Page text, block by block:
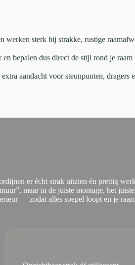
werken sterk bij strakke, rustige
bepalen dus direct de stijl rond je raam
aandacht voor steunpunten, dragers
er écht strak uitzien én prettig
maar in de juiste montage, het
— zodat alles soepel loopt en je